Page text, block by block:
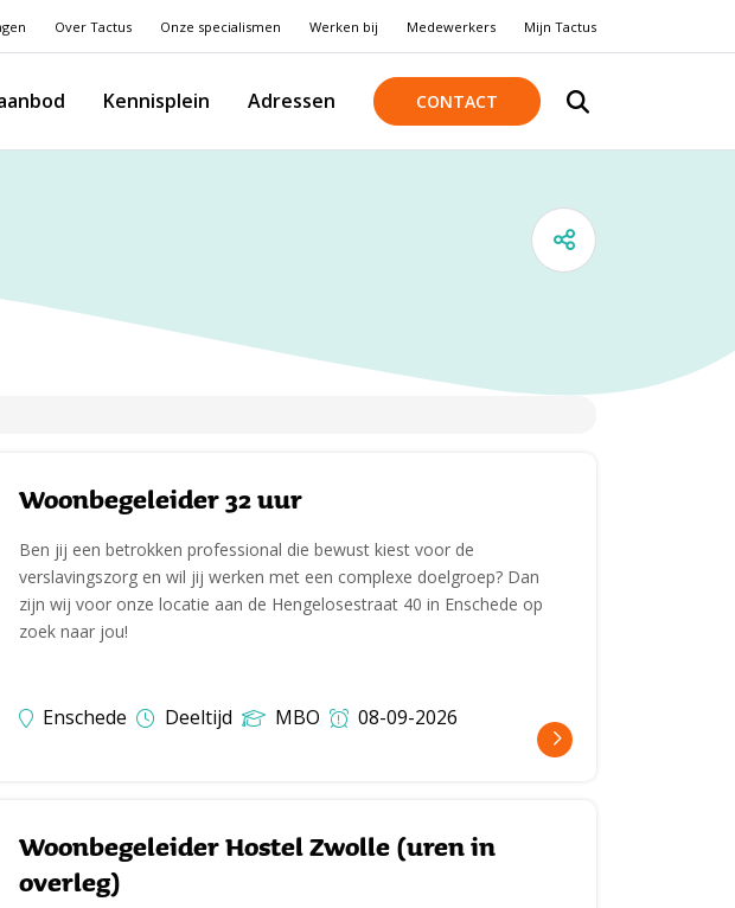
Over Tactus Onze specialismen Werken bij Medewerkers Mijn Tactus
Kennisplein Adressen CONTACT
Woonbegeleider 32 uur
Ben jij een betrokken professional die bewust kiest voor de
verslavingszorg en wil jij werken met een complexe doelgroep? Dan
zijn wij voor onze locatie aan de Hengelosestraat 40 in Enschede op
zoek naar jou!
Enschede Deeltijd MBO 08-09-2026
Woonbegeleider Hostel Zwolle (uren in
overleg)